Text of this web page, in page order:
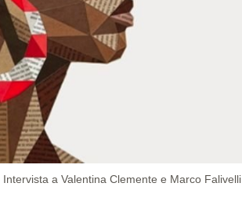
Intervista a Valentina Clemente e Marco Falivelli